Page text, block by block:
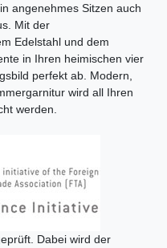
angenehmes Sitzen auch
Mit der
Edelstahl und dem
in Ihren heimischen vier
perfekt ab. Modern,
wird all Ihren
werden.
Dabei wird der